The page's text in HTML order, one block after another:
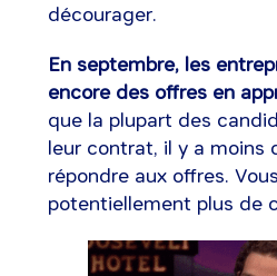
décourager.
En septembre, les
encore des offres en
que la plupart des
leur contrat, il y a moins
répondre aux offres.
potentiellement plus de